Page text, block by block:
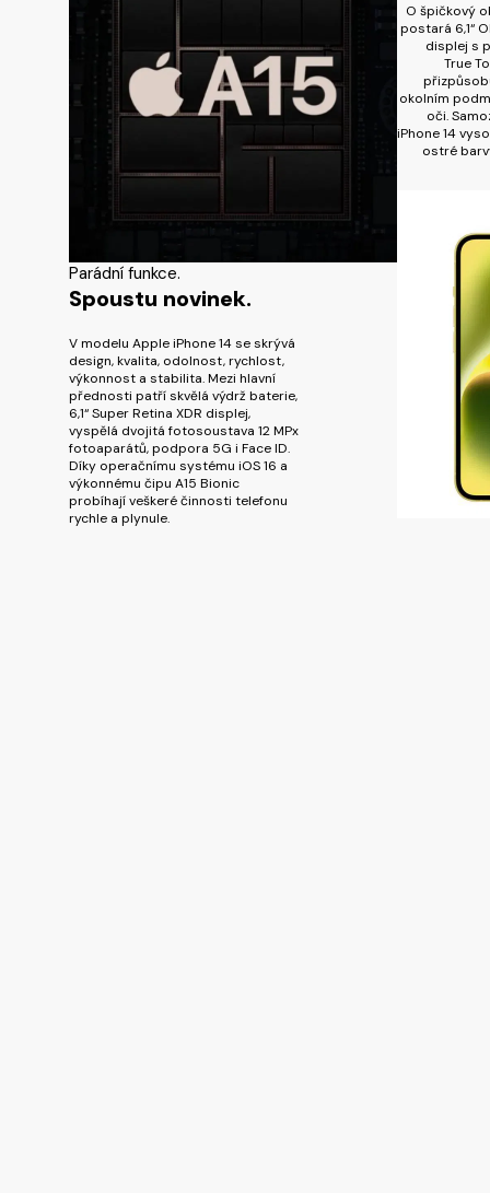
Parádní funkce.
Spoustu novinek.
V modelu Apple iPhone 14 se skrývá
design, kvalita, odolnost, rychlost,
výkonnost a stabilita. Mezi hlavní
přednosti patří skvělá výdrž baterie,
6,1“ Super Retina XDR displej,
vyspělá dvojitá fotosoustava 12 MPx
fotoaparátů, podpora 5G i Face ID.
Díky operačnímu systému iOS 16 a
výkonnému čipu A15 Bionic
probíhají veškeré činnosti telefonu
rychle a plynule.
O špičkový
postará 6,1“
displej s
True
okolním
oči.
iPhone 14
ostré